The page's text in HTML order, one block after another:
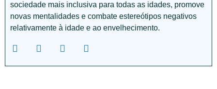
sociedade mais inclusiva para todas as idades, promove
novas mentalidades e combate estereótipos negativos
relativamente à idade e ao envelhecimento.